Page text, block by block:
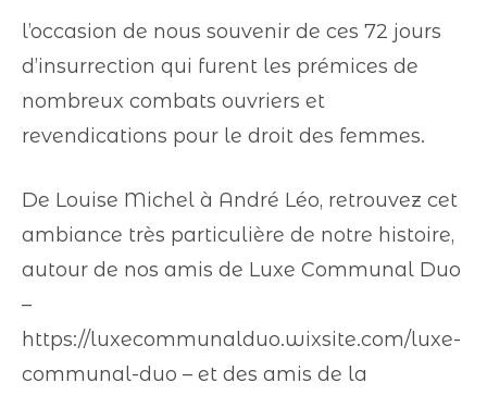
l’occasion de nous souvenir de ces 72 jours
d’insurrection qui furent les prémices de
nombreux combats ouvriers et
revendications pour le droit des femmes.
De Louise Michel à André Léo, retrouvez cet
ambiance très particulière de notre histoire,
autour de nos amis de Luxe Communal Duo
–
https://luxecommunalduo.wixsite.com/luxe-
communal-duo – et des amis de la